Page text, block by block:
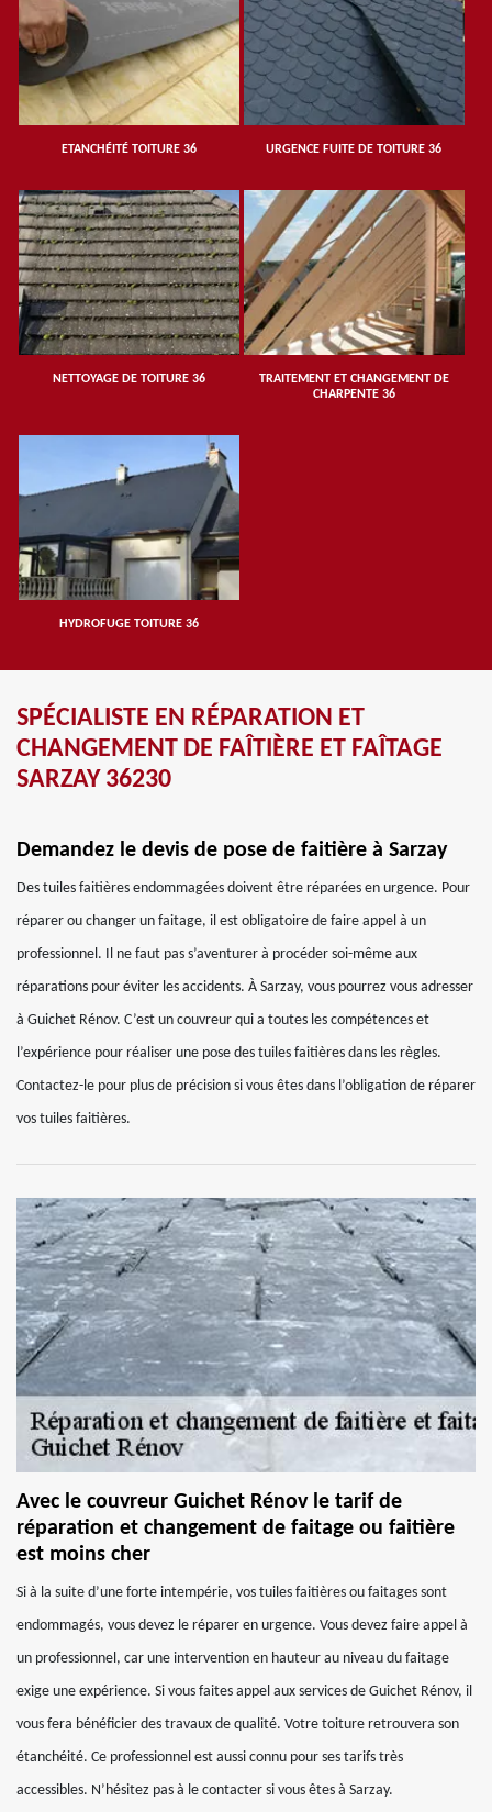
ETANCHÉITÉ TOITURE 36 URGENCE FUITE DE TOITURE 36
NETTOYAGE DE TOITURE 36
TRAITEMENT ET CHANGEMENT DE
CHARPENTE 36
HYDROFUGE TOITURE 36
SPÉCIALISTE EN RÉPARATION ET
CHANGEMENT DE FAÎTIÈRE ET FAÎTAGE
SARZAY 36230
Demandez le devis de pose de faitière à Sarzay
Des tuiles faitières endommagées doivent être réparées en urgence. Pour
réparer ou changer un faitage, il est obligatoire de faire appel à un
professionnel. Il ne faut pas s’aventurer à procéder soi-même aux
réparations pour éviter les accidents. À Sarzay, vous pourrez vous adresser
à Guichet Rénov. C’est un couvreur qui a toutes les compétences et
l’expérience pour réaliser une pose des tuiles faitières dans les règles.
Contactez-le pour plus de précision si vous êtes dans l’obligation de réparer
vos tuiles faitières.
Avec le couvreur Guichet Rénov le tarif de
réparation et changement de faitage ou faitière
est moins cher
Si à la suite d’une forte intempérie, vos tuiles faitières ou faitages sont
endommagés, vous devez le réparer en urgence. Vous devez faire appel à
un professionnel, car une intervention en hauteur au niveau du faitage
exige une expérience. Si vous faites appel aux services de Guichet Rénov, il
vous fera bénéficier des travaux de qualité. Votre toiture retrouvera son
étanchéité. Ce professionnel est aussi connu pour ses tarifs très
accessibles. N’hésitez pas à le contacter si vous êtes à Sarzay.